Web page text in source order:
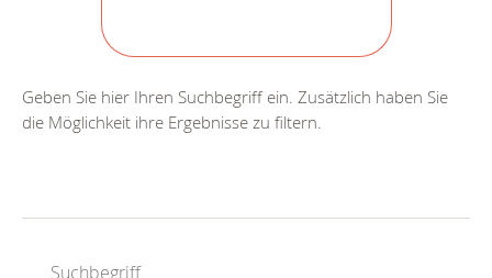
Geben Sie hier Ihren Suchbegriff ein. Zusätzlich haben Sie
die Möglichkeit ihre Ergebnisse zu filtern.